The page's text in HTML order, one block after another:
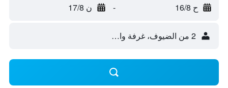
ح 16/8 - ن 17/8
2 من الضيوف، غرفة واحدة